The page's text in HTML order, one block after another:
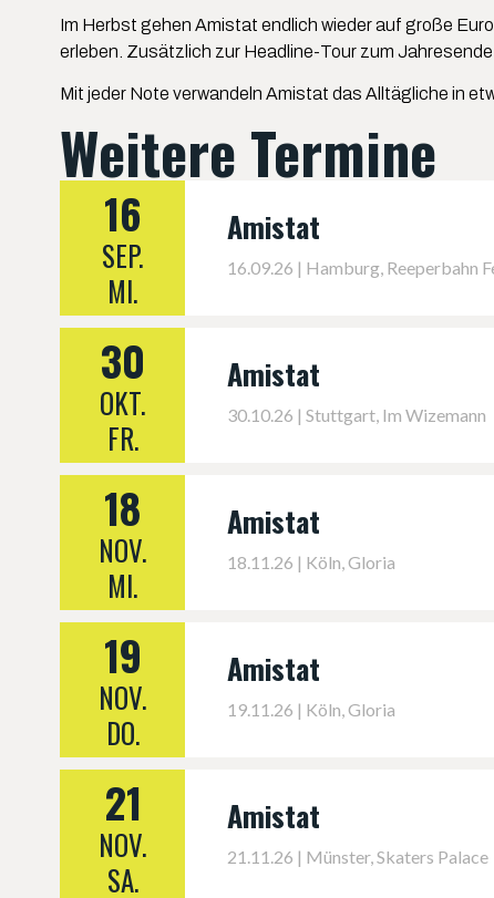
Im Herbst gehen Amistat endlich wieder auf große
erleben. Zusätzlich zur Headline-Tour zum
Mit jeder Note verwandeln Amistat das Alltägliche in
Weitere Termine
16
SEP.
MI.
Amistat
16.09.26 | Hamburg, Reeperbahn
30
OKT.
FR.
Amistat
30.10.26 | Stuttgart, Im Wizemann
18
NOV.
MI.
Amistat
18.11.26 | Köln, Gloria
19
NOV.
DO.
Amistat
19.11.26 | Köln, Gloria
21
NOV.
SA.
Amistat
21.11.26 | Münster, Skaters Palace